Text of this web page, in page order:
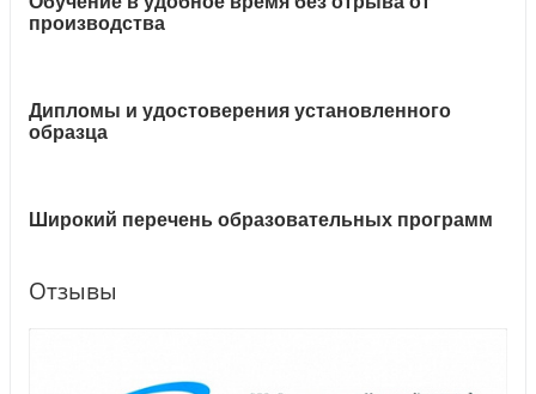
производства
Дипломы и удостоверения установленного
образца
Широкий перечень образовательных программ
Отзывы